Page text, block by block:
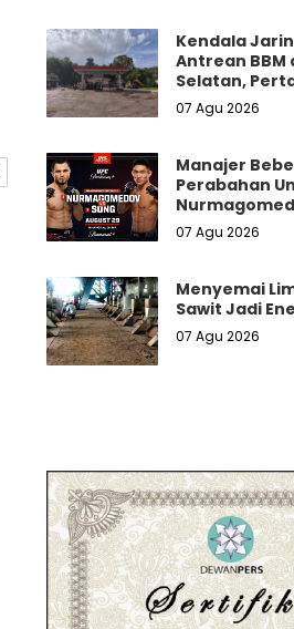
Kendala
Antrean BBM
Selatan,
Skema
07 Agu 2026
Manajer
Perabahan
Lawan Song
Kejam
07 Agu 2026
Menyemai
Sawit Jadi
07 Agu 2026